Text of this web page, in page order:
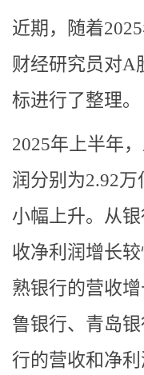
近期，随着
财经研究员对A
标进行了整理。
2025年上半年
润分别为2.92
小幅上升。从
收净利润增长
熟银行的营收
鲁银行、青岛
行的营收和净利